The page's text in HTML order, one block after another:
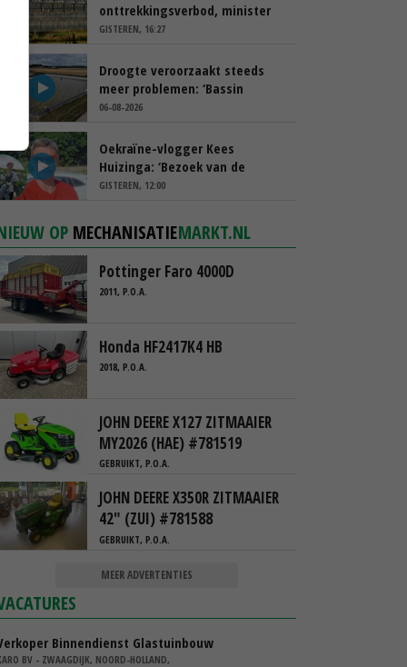
onttrekkingsverbod, minister
spreekt van ‘ondernemersrisico’
GISTEREN, 16:27
Droogte veroorzaakt steeds
meer problemen: ‘Bassin
afgelopen week al leeg’
06-08-2026
Oekraïne-vlogger Kees
Huizinga: ‘Bezoek van de
ambassade mag zelf groente
GISTEREN, 12:00
OP MECHANISATIEMARKT.NL
Pottinger Faro 4000D
2011, P.O.A.
Honda HF2417K4 HB
2018, P.O.A.
JOHN DEERE X127 ZITMAAIER
MY2026 (HAE) #781519
GEBRUIKT, P.O.A.
JOHN DEERE X350R ZITMAAIER
42" (ZUI) #781588
GEBRUIKT, P.O.A.
MEER ADVERTENTIES
Binnendienst Glastuinbouw
BV - ZWAAGDIJK, NOORD-HOLLAND,